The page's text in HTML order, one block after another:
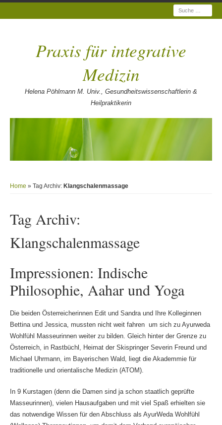
Suche
Praxis für integrative
Medizin
Helena Pöhlmann M. Univ., Gesundheitswissenschaftlerin &
Heilpraktikerin
Home » Tag Archiv: Klangschalenmassage
Tag Archiv:
Klangschalenmassage
Impressionen: Indische
Philosophie, Aahar und Yoga
Die beiden Österreicherinnen Edit und Sandra und Ihre Kolleginnen
Bettina und Jessica, mussten nicht weit fahren um sich zu Ayurweda
Wohlfühl Masseurinnen weiter zu bilden. Gleich hinter der Grenze zu
Österreich, in Rastbüchl, Heimat der Skispringer Severin Freund und
Michael Uhrmann, im Bayerischen Wald, liegt die Akademmie für
traditionelle und orientalische Medizin (ATOM).
In 9 Kurstagen (denn die Damen sind ja schon staatlich geprüfte
Masseurinnen), vielen Hausaufgaben und mit viel Spaß erhielten sie
das notwendige Wissen für den Abschluss als AyurWeda Wohlfühl